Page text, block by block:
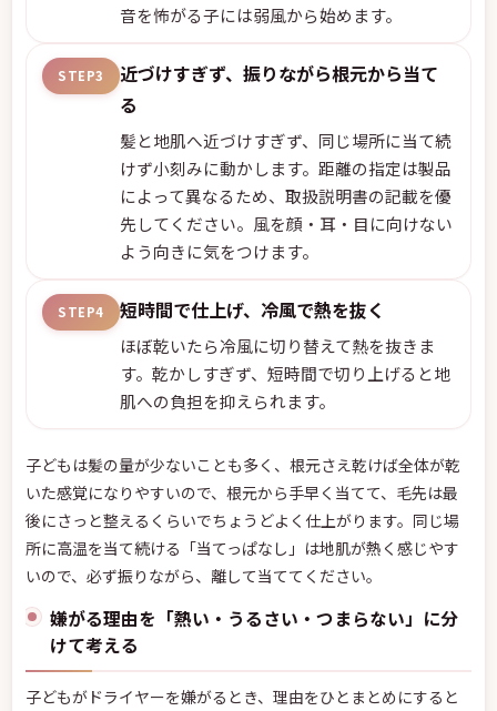
音を怖がる子には弱風から始めます。
STEP3
近づけすぎず、振りながら根元から当て
る
髪と地肌へ近づけすぎず、同じ場所に当て続
けず小刻みに動かします。距離の指定は製品
によって異なるため、取扱説明書の記載を優
先してください。風を顔・耳・目に向けない
よう向きに気をつけます。
STEP4 短時間で仕上げ、冷風で熱を抜く
ほぼ乾いたら冷風に切り替えて熱を抜きま
す。乾かしすぎず、短時間で切り上げると地
肌への負担を抑えられます。
子どもは髪の量が少ないことも多く、根元さえ乾けば全体が乾
いた感覚になりやすいので、根元から手早く当てて、毛先は最
後にさっと整えるくらいでちょうどよく仕上がります。同じ場
所に高温を当て続ける「当てっぱなし」は地肌が熱く感じやす
いので、必ず振りながら、離して当ててください。
嫌がる理由を「熱い・うるさい・つまらない」に分
けて考える
子どもがドライヤーを嫌がるとき、理由をひとまとめにすると